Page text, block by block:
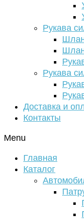
Рукава
Рукава
Доставка и
Контакты
Menu
Главная
Каталог